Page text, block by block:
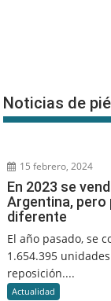
Noticias de
15 febrero, 2024
En 2023 se
Argentina, pero
diferente
El año pasado, se
1.654.395
reposición....
Actualidad